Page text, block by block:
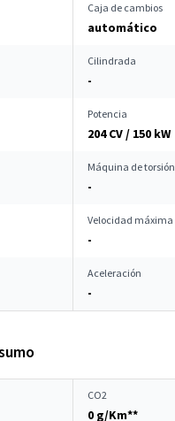
Caja de cambios
automático
Cilindrada
-
Potencia
204 CV / 150 kW
Máquina de torsión
-
Velocidad máxima
-
Aceleración
-
CO2
0 g/Km**